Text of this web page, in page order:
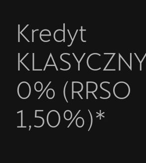
Kredyt
0% (RRSO
1,50%)*